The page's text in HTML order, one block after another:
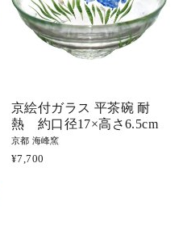
京絵付ガラス 平茶碗 耐
熱 約口径17×高さ6.5cm
京都 海峰窯
¥7,700